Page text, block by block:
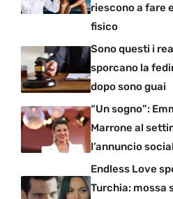
riescono a fare
fisico
Sono questi i
sporcano la
dopo sono guai
“Un sogno”:
Marrone al
l’annuncio social
Endless Love
Turchia: mossa